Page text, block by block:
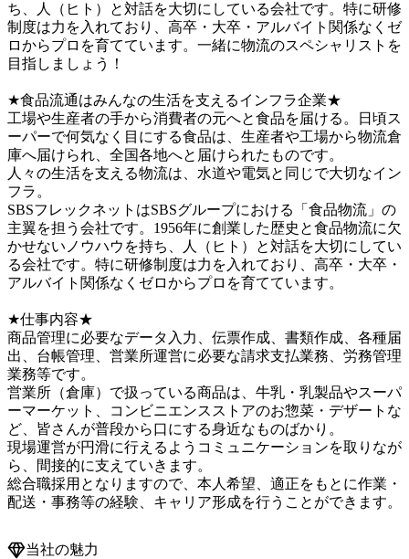
ち、人（ヒト）と対話を大切にしている会社です。特に研修
制度は力を入れており、高卒・大卒・アルバイト関係なくゼ
ロからプロを育てています。一緒に物流のスペシャリストを
目指しましょう！
★食品流通はみんなの生活を支えるインフラ企業★
工場や生産者の手から消費者の元へと食品を届ける。日頃ス
ーパーで何気なく目にする食品は、生産者や工場から物流倉
庫へ届けられ、全国各地へと届けられたものです。
人々の生活を支える物流は、水道や電気と同じで大切なイン
フラ。
SBSフレックネットはSBSグループにおける「食品物流」の
主翼を担う会社です。1956年に創業した歴史と食品物流に欠
かせないノウハウを持ち、人（ヒト）と対話を大切にしてい
る会社です。特に研修制度は力を入れており、高卒・大卒・
アルバイト関係なくゼロからプロを育てています。
★仕事内容★
商品管理に必要なデータ入力、伝票作成、書類作成、各種届
出、台帳管理、営業所運営に必要な請求支払業務、労務管理
業務等です。
営業所（倉庫）で扱っている商品は、牛乳・乳製品やスーパ
ーマーケット、コンビニエンスストアのお惣菜・デザートな
ど、皆さんが普段から口にする身近なものばかり。
現場運営が円滑に行えるようコミュニケーションを取りなが
ら、間接的に支えていきます。
総合職採用となりますので、本人希望、適正をもとに作業・
配送・事務等の経験、キャリア形成を行うことができます。
当社の魅力